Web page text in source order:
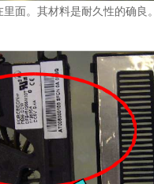
面。其材料是耐久性的确良。